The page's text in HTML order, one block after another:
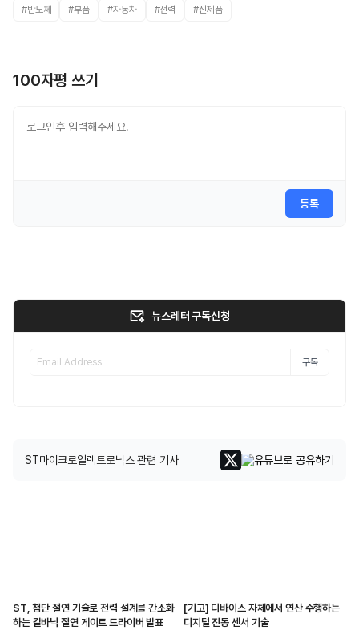
#반도체 #부품 #자동차 #전력 #신제품
100자평 쓰기
등록
뉴스레터 구독신청
구독
ST마이크로일렉트로닉스 관련 기사
ST, 첨단 절연 기술로 전력 설계를 간소화
하는 갈바닉 절연 게이트 드라이버 발표
[기고] 디바이스 자체에서 연산 수행하는
디지털 진동 센서 기술